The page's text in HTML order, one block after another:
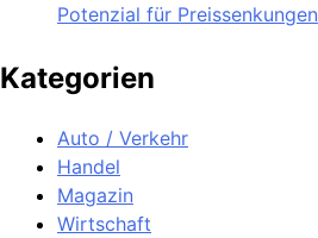
Potenzial für Preissenkungen
Kategorien
Auto / Verkehr
Handel
Magazin
Wirtschaft